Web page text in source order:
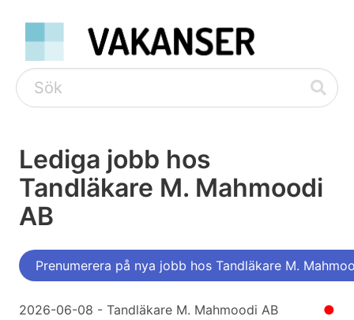
Lediga jobb hos
Tandläkare M. Mahmoodi
AB
Prenumerera på nya jobb hos Tandläkare M.
●
2026-06-08 - Tandläkare M. Mahmoodi AB